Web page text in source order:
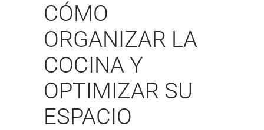
CÓMO
ORGANIZAR LA
COCINA Y
OPTIMIZAR SU
ESPACIO